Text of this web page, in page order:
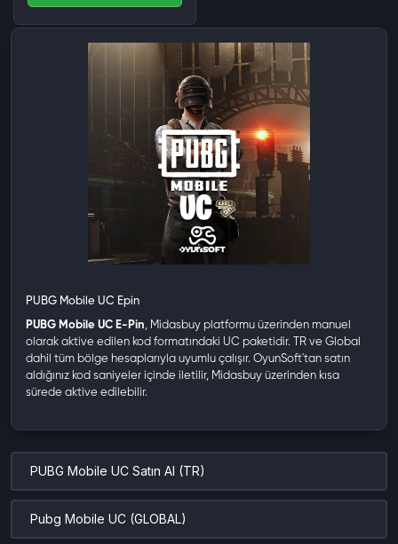
PUBG Mobile UC Epin
PUBG Mobile UC E-Pin, Midasbuy platformu üzerinden manuel
olarak aktive edilen kod formatındaki UC paketidir. TR ve Global
dahil tüm bölge hesaplarıyla uyumlu çalışır. OyunSoft'tan satın
aldığınız kod saniyeler içinde iletilir, Midasbuy üzerinden kısa
sürede aktive edilebilir.
PUBG Mobile UC Satın Al (TR)
Pubg Mobile UC (GLOBAL)